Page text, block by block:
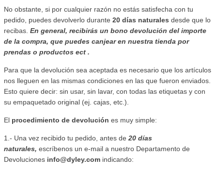
No obstante, si por cualquier razón no estás satisfecha con tu
pedido, puedes devolverlo durante 20 días naturales desde que lo
recibas. En general, recibirás un bono devolución del importe
de la compra, que puedes canjear en nuestra tienda por
prendas o productos ect .
Para que la devolución sea aceptada es necesario que los artículos
nos lleguen en las mismas condiciones en las que fueron enviados.
Esto quiere decir: sin usar, sin lavar, con todas las etiquetas y con
su empaquetado original (ej. cajas, etc.).
El procedimiento de devolución es muy simple:
1.- Una vez recibido tu pedido, antes de 20 días
naturales, escríbenos un e-mail a nuestro Departamento de
Devoluciones info@dyley.com indicando: